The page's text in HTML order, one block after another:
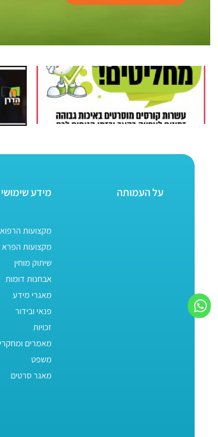
על העמותה מידע שימושי
מקצועות
מקצועות הפרא
שיתוק מוחין
אבחנות דומות
מאגרי מידע
פנאי ובידור
זכויות
מאמרים
משפט
מאגר סרטים